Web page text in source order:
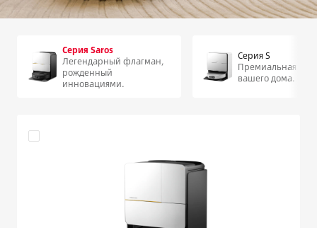
Серия Saros
Легендарный флагман,
рожденный
инновациями.
Серия S
Премиальная
вашего дома.